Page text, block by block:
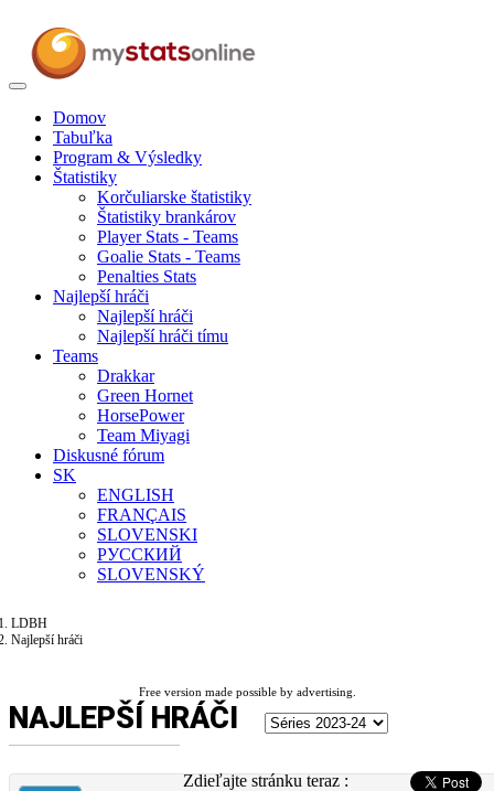
Toggle
navigationDomov
Tabuľka
Program & Výsledky
Štatistiky
Korčuliarske štatistiky
Štatistiky brankárov
Player Stats - Teams
Goalie Stats - Teams
Penalties Stats
Najlepší hráči
Najlepší hráči
Najlepší hráči tímu
Teams
Drakkar
Green Hornet
HorsePower
Team Miyagi
Diskusné fórum
SK
ENGLISH
FRANÇAIS
SLOVENSKI
РУССКИЙ
SLOVENSKÝ
LDBH
Najlepší hráči
Free version made possible by advertising.
NAJLEPŠÍ HRÁČI
Zdieľajte stránku teraz :